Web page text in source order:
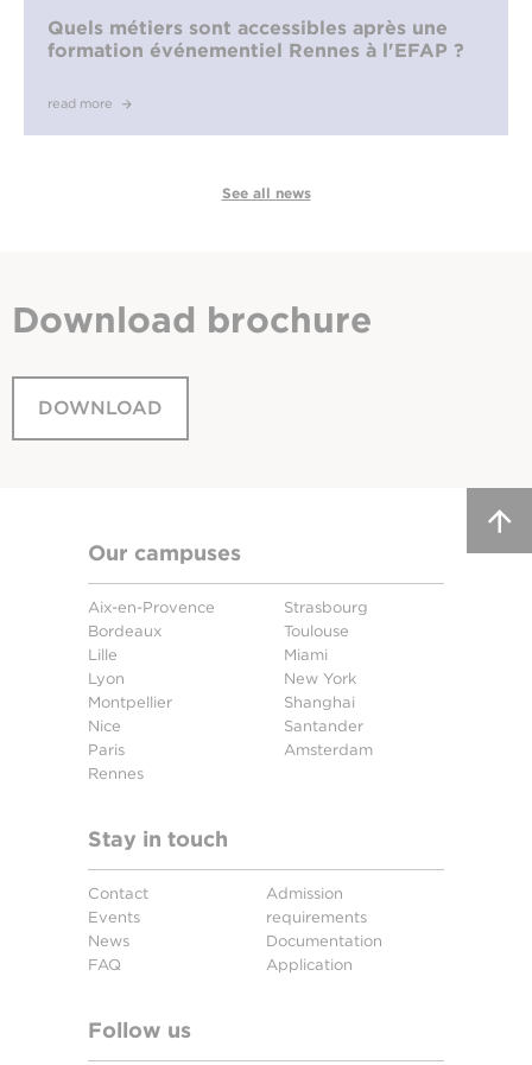
Quels métiers sont accessibles après une
formation événementiel Rennes à l'EFAP ?
read more
See all news
Download brochure
DOWNLOAD
Our campuses
Aix-en-Provence
Bordeaux
Lille
Lyon
Montpellier
Nice
Paris
Rennes
Strasbourg
Toulouse
Miami
New York
Shanghai
Santander
Amsterdam
Stay in touch
Contact
Events
News
FAQ
Admission
requirements
Documentation
Application
Follow us